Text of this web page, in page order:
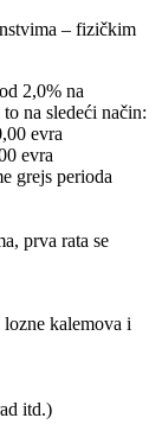
– fizičkim
2,0% na
na sledeći način:
evra
evra
grejs perioda
prva rata se
kalemova i
itd.)